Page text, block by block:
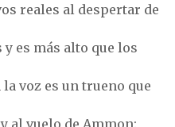
reales al despertar de
es más alto que los
voz es un trueno que
al vuelo de Ammon: